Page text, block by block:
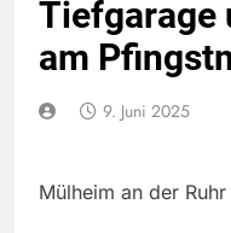
Tiefgarage
am
9. Juni 2025
Mülheim an der